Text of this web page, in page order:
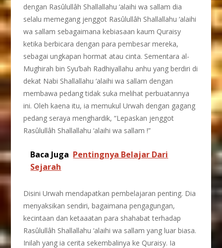
dengan Rasûlullâh Shallallahu ‘alaihi wa sallam dia
selalu memegang jenggot Rasûlullâh Shallallahu ‘alaihi
wa sallam sebagaimana kebiasaan kaum Quraisy
ketika berbicara dengan para pembesar mereka,
sebagai ungkapan hormat atau cinta. Sementara al-
Mughirah bin Syu’bah Radhiyallahu anhu yang berdiri di
dekat Nabi Shallallahu ‘alaihi wa sallam dengan
membawa pedang tidak suka melihat perbuatannya
ini. Oleh kaena itu, ia memukul Urwah dengan gagang
pedang seraya menghardik, “Lepaskan jenggot
Rasûlullâh Shallallahu ‘alaihi wa sallam !”
Baca Juga Pentingnya Belajar Dari
Sejarah
Disini Urwah mendapatkan pembelajaran penting. Dia
menyaksikan sendiri, bagaimana pengagungan,
kecintaan dan ketaaatan para shahabat terhadap
Rasûlullâh Shallallahu ‘alaihi wa sallam yang luar biasa.
Inilah yang ia cerita sekembalinya ke Quraisy. Ia